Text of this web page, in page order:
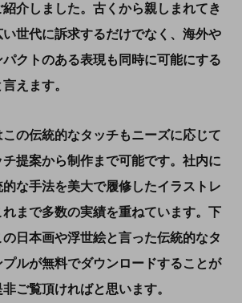
介しました。古くから親しまれてき
世代に訴求するだけでなく、海外や
クトのある表現も同時に可能にする
えます。
の伝統的なタッチもニーズに応じて
提案から制作まで可能です。社内に
な手法を美大で履修したイラストレ
まで多数の実績を重ねています。下
日本画や浮世絵と言った伝統的なタ
ルが無料でダウンロードすることが
ご覧頂ければと思います。